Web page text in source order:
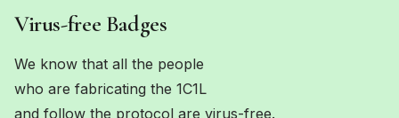
Virus-free Badges
We know that all the people
who are fabricating the 1C1L
and follow the protocol are virus-free.